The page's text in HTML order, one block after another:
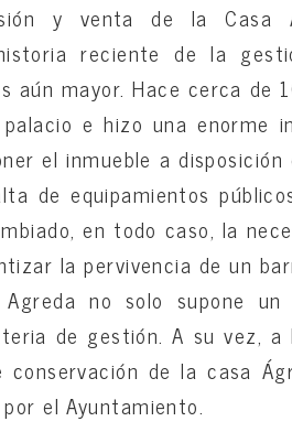
y venta de la Casa
reciente de la
aún mayor. Hace cerca de
e hizo una enorme
el inmueble a
de equipamientos
en todo caso, la
la pervivencia de un
no solo supone un
de gestión. A su vez,
de la casa
el Ayuntamiento.